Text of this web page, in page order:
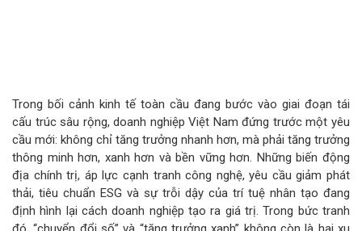
Trong bối cảnh kinh tế toàn cầu đang bước vào giai đoạn tái
cấu trúc sâu rộng, doanh nghiệp Việt Nam đứng trước một yêu
cầu mới: không chỉ tăng trưởng nhanh hơn, mà phải tăng trưởng
thông minh hơn, xanh hơn và bền vững hơn. Những biến động
địa chính trị, áp lực cạnh tranh công nghệ, yêu cầu giảm phát
thải, tiêu chuẩn ESG và sự trỗi dậy của trí tuệ nhân tạo đang
định hình lại cách doanh nghiệp tạo ra giá trị. Trong bức tranh